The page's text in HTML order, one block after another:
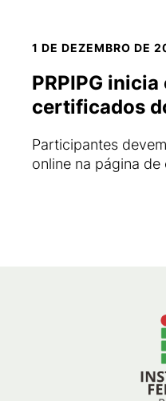
1 DE DEZEMBRO DE
PRPIPG
certificados
Participantes
online na página de